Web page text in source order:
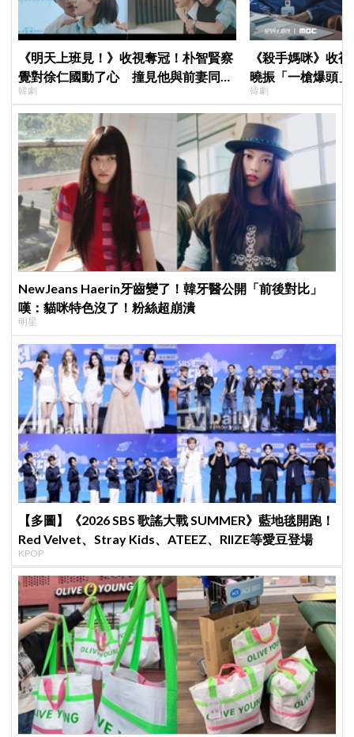
《明天上班見！》收視奪冠！朴智賢察
覺對徐仁國動了心 撞見他與前妻同框
心好慌
韓劇
《殺手媽咪》收
曉振「一槍爆頭
韓劇
NewJeans Haerin牙齒變了！韓牙醫公開「前後對比」
嘆：貓咪特色沒了！粉絲超崩潰
明星
【多圖】《2026 SBS 歌謠大戰 SUMMER》藍地毯開跑！
Red Velvet、Stray Kids、ATEEZ、RIIZE等愛豆登場
KPOP